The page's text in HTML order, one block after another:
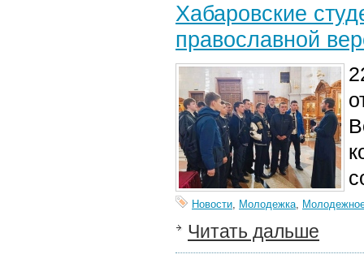
Хабаровские
православной
Новости, Молодежка,
Читать дальше